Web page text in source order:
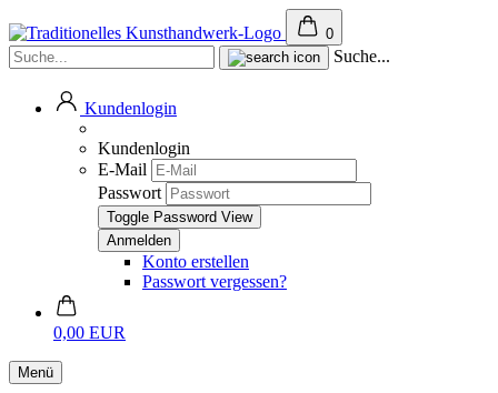
0
Suche...
Kundenlogin
Kundenlogin
E-Mail
Passwort
Toggle Password View
Konto erstellen
Passwort vergessen?
0,00 EUR
Menü